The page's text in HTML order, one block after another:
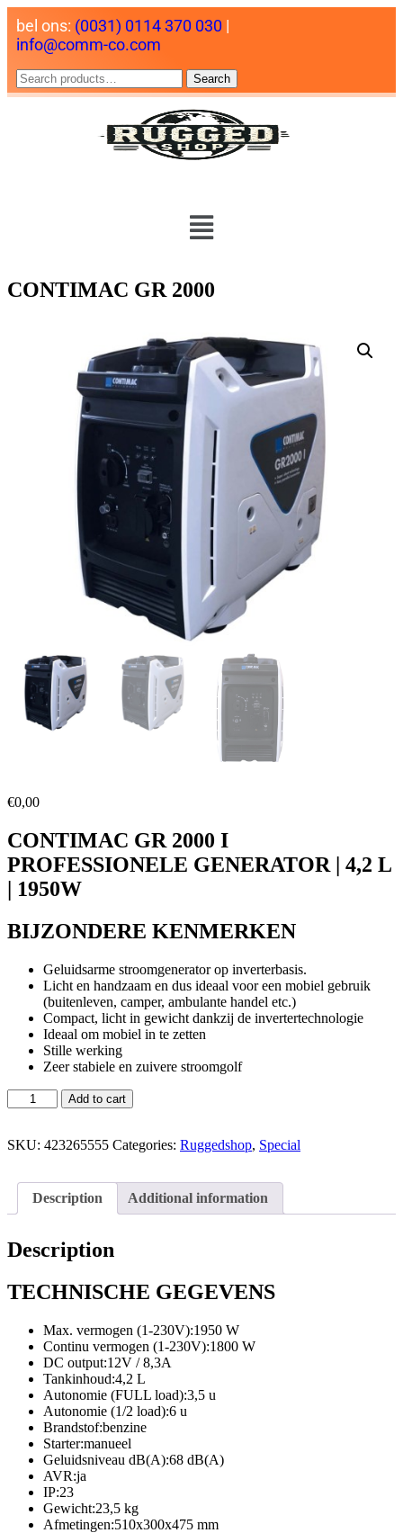
bel ons: (0031) 0114 370 030 |
info@comm-co.com
Search
CONTIMAC GR 2000
€0,00
CONTIMAC GR 2000 I
PROFESSIONELE GENERATOR | 4,2 L
| 1950W
BIJZONDERE KENMERKEN
Geluidsarme stroomgenerator op inverterbasis.
Licht en handzaam en dus ideaal voor een mobiel gebruik
(buitenleven, camper, ambulante handel etc.)
Compact, licht in gewicht dankzij de invertertechnologie
Ideaal om mobiel in te zetten
Stille werking
Zeer stabiele en zuivere stroomgolf
Add to cart
SKU: 423265555 Categories: Ruggedshop, Special
Description Additional information
Description
TECHNISCHE GEGEVENS
Max. vermogen (1-230V):1950 W
Continu vermogen (1-230V):1800 W
DC output:12V / 8,3A
Tankinhoud:4,2 L
Autonomie (FULL load):3,5 u
Autonomie (1/2 load):6 u
Brandstof:benzine
Starter:manueel
Geluidsniveau dB(A):68 dB(A)
AVR:ja
IP:23
Gewicht:23,5 kg
Afmetingen:510x300x475 mm